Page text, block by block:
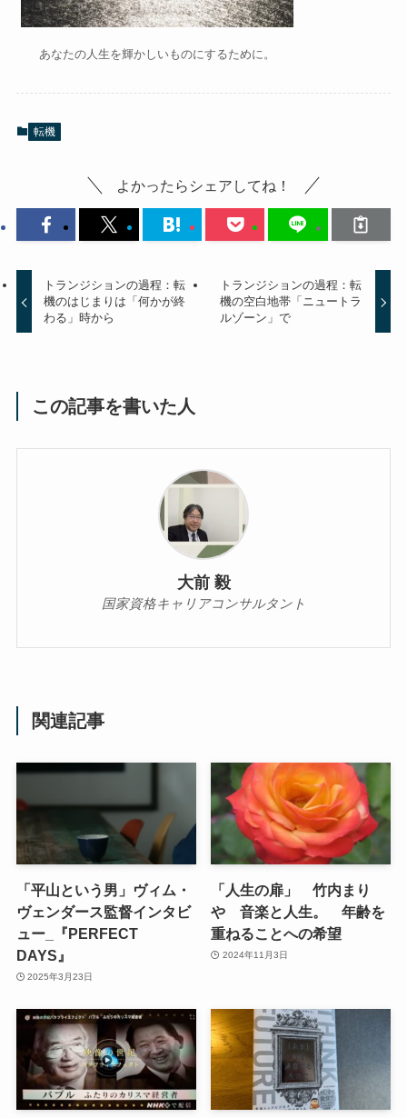
あなたの人生を輝かしいものにするために。
転機
よかったらシェアしてね！
トランジションの過程：転
機のはじまりは「何かが終
わる」時から
トランジションの過程：転
機の空白地帯「ニュートラ
ルゾーン」で
この記事を書いた人
大前 毅
国家資格キャリアコンサルタント
関連記事
「平山という男」ヴィム・
ヴェンダース監督インタビ
ュー_『PERFECT
DAYS』
2025年3月23日
「人生の扉」 竹内まり
や 音楽と人生。 年齢を
重ねることへの希望
2024年11月3日